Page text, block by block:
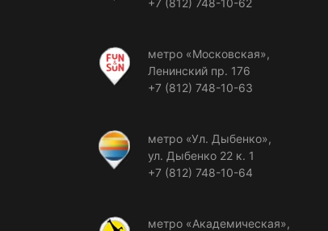
метро «Московская»,
Ленинский пр. 176
+7 (812) 748-10-63
метро «Ул. Дыбенко»,
ул. Дыбенко 22 к. 1
+7 (812) 748-10-64
метро «Академическая»,